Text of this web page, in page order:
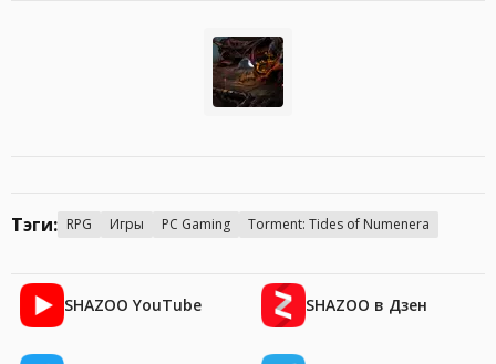
Тэги: RPG Игры PC Gaming Torment: Tides of Numenera
SHAZOO YouTube SHAZOO в Дзен